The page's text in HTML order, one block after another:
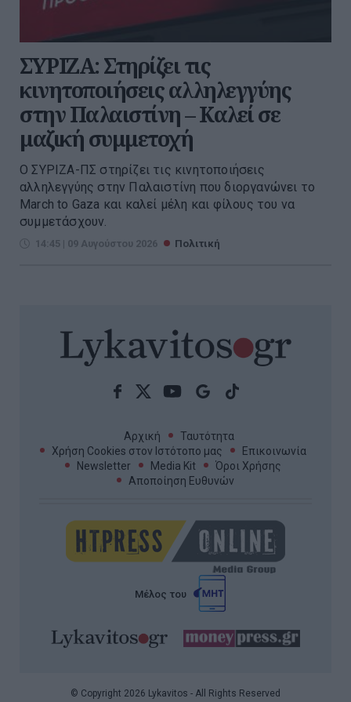
ΣΥΡΙΖΑ: Στηρίζει τις
κινητοποιήσεις αλληλεγγύης
στην Παλαιστίνη – Καλεί σε
μαζική συμμετοχή
Ο ΣΥΡΙΖΑ-ΠΣ στηρίζει τις κινητοποιήσεις
αλληλεγγύης στην Παλαιστίνη που διοργανώνει το
March to Gaza και καλεί μέλη και φίλους του να
συμμετάσχουν.
14:45 | 09 Αυγούστου 2026 Πολιτική
Αρχική
Ταυτότητα
Χρήση Cookies στον Ιστότοπο μας
Επικοινωνία
Newsletter
Media Kit
Όροι Χρήσης
Αποποίηση Ευθυνών
Μέλος του
© Copyright 2026 Lykavitos - All Rights Reserved